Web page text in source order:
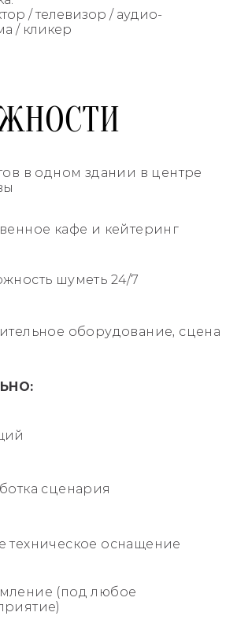
/ телевизор / аудио-
/ кликер
в одном здании в центре
кафе и кейтеринг
шуметь 24/7
оборудование, сцена
сценария
техническое оснащение
(под любое